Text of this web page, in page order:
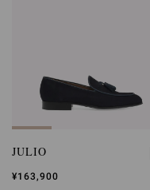
JULIO
¥163,900